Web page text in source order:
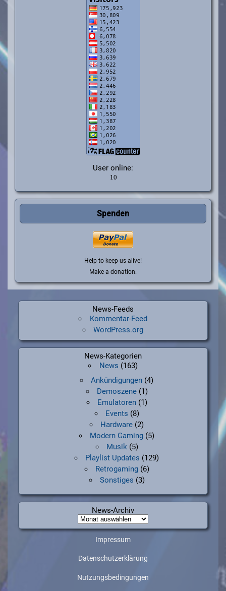
User online:
Spenden
Help to keep us alive!
Make a donation.
News-Feeds
Kommentar-Feed
WordPress.org
News-Kategorien
News (163)
Ankündigungen (4)
Demoszene(1)
Emulatoren(1)
Events (8)
Hardware (2)
Modern Gaming (5)
Musik(5)
Playlist Updates (129)
Retrogaming(6)
Sonstiges (3)
News-Archiv
News-
Archiv
Impressum
Datenschutzerklärung
Nutzungsbedingungen